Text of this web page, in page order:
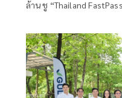
ล้าน ชู “Thailand
อุปสรรคจุดเดียวเบ็ดเสร็จ